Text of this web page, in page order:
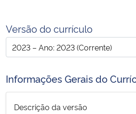
Ministério da Educação
Versão do currículo
Informações Gerais do
Descrição da versão